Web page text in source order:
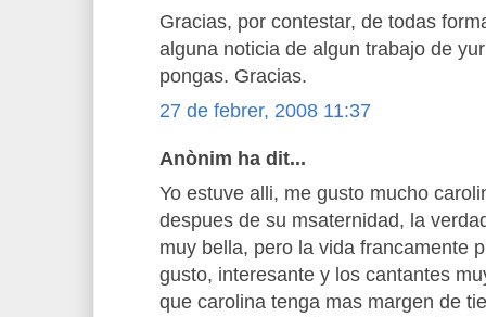
Gracias, por contestar, de todas
alguna noticia de algun trabajo de
pongas. Gracias.
27 de febrer, 2008 11:37
Anònim ha dit...
Yo estuve alli, me gusto mucho
despues de su msaternidad, la
muy bella, pero la vida francamente
gusto, interesante y los cantantes
que carolina tenga mas margen de